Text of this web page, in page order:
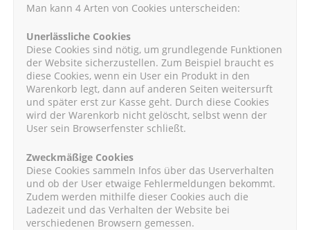
Man kann 4 Arten von Cookies unterscheiden:
Unerlässliche Cookies
Diese Cookies sind nötig, um grundlegende Funktionen
der Website sicherzustellen. Zum Beispiel braucht es
diese Cookies, wenn ein User ein Produkt in den
Warenkorb legt, dann auf anderen Seiten weitersurft
und später erst zur Kasse geht. Durch diese Cookies
wird der Warenkorb nicht gelöscht, selbst wenn der
User sein Browserfenster schließt.
Zweckmäßige Cookies
Diese Cookies sammeln Infos über das Userverhalten
und ob der User etwaige Fehlermeldungen bekommt.
Zudem werden mithilfe dieser Cookies auch die
Ladezeit und das Verhalten der Website bei
verschiedenen Browsern gemessen.